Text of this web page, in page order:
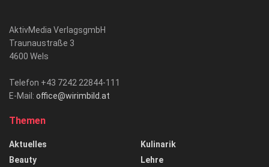
AktivMedia VerlagsgmbH
Traunaustraße 3
4600 Wels
Telefon +43 7242 22844-111
E-Mail: office@wirimbild.at
Themen
Aktuelles
Beauty
Kulinarik
Lehre